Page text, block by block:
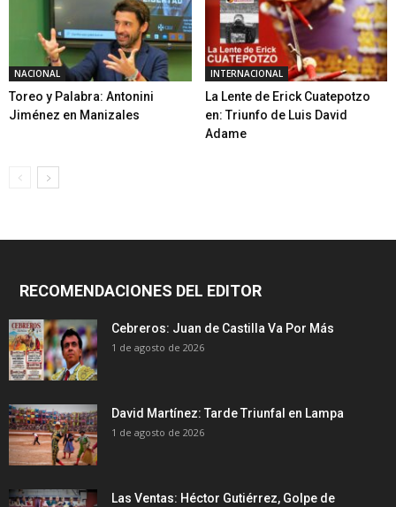
NACIONAL
Toreo y Palabra: Antonini
Jiménez en Manizales
INTERNACIONAL
La Lente de Erick Cuatepotzo
en: Triunfo de Luis David
Adame
RECOMENDACIONES DEL EDITOR
Cebreros: Juan de Castilla Va Por Más
1 de agosto de 2026
David Martínez: Tarde Triunfal en Lampa
1 de agosto de 2026
Las Ventas: Héctor Gutiérrez, Golpe de